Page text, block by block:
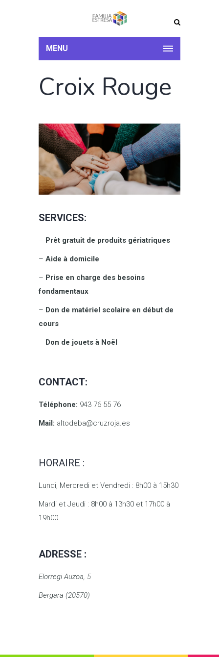
MENU
Croix Rouge
SERVICES:
– Prêt gratuit de produits gériatriques
– Aide à domicile
– Prise en charge des besoins
fondamentaux
– Don de matériel scolaire en début de
cours
– Don de jouets à Noël
CONTACT:
Téléphone: 943 76 55 76
Mail: altodeba@cruzroja.es
HORAIRE :
Lundi, Mercredi et Vendredi : 8h00 à 15h30
Mardi et Jeudi : 8h00 à 13h30 et 17h00 à
19h00
ADRESSE :
Elorregi Auzoa, 5
Bergara (20570)